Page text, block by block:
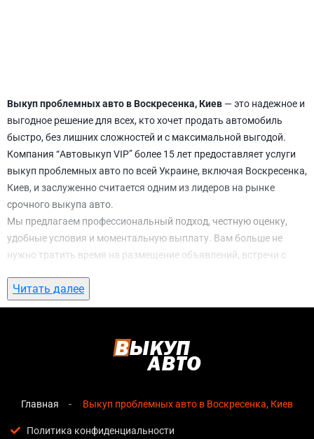
Выкуп проблемных авто в Воскресенка, Киев — это надежное и
выгодное решение для всех, кто хочет продать автомобиль
быстро, без лишних сложностей и с максимальной выгодой.
Компания “Автовыкуп VIP” более 15 лет предоставляет услуги
выкуп проблемных авто по всей Украине, включая Воскресенка,
Киев, и заслуженно считается одним из лидеров на рынке
срочного выкупа авто.
Мы предлагаем профессиональный подход, честную оценку,
удобные условия и моментальную выплату. Вам больше не
нужно тратить время на размещение объявлений, встречи с
ожидание. С нами вы можете
Воскресенка, Киеввсего за 1 день.
проблемных авто в Воскресенка, Киев
озвучивается сразу после обращения, без скрытых
Прозрачные условия— все этапы сделки полностью
Читать далее
Главная Выкуп проблемных авто в Воскресенка, Киев
Политика конфиденциальности